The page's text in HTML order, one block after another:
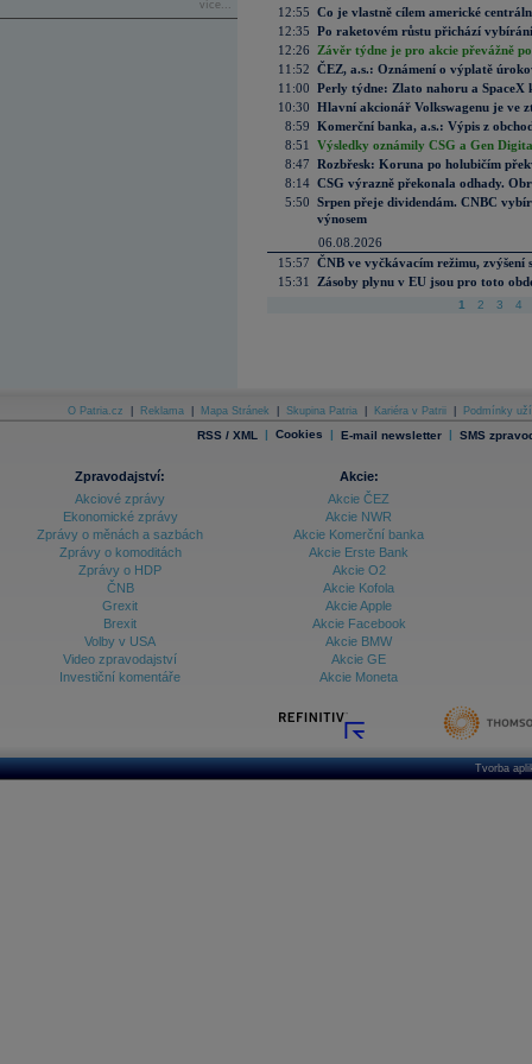
více...
12:55 Co je vlastně cílem americké
12:35 Po raketovém růstu přichází
12:26
Závěr týdne je pro akcie převážně
11:52 ČEZ, a.s.: Oznámení o výplatě
11:00 Perly týdne: Zlato nahoru a SpaceX
10:30 Hlavní akcionář Volkswagenu je ve
8:59 Komerční banka, a.s.: Výpis z
8:51
Výsledky oznámily CSG a Gen
8:47 Rozbřesk: Koruna po holubičím
8:14 CSG výrazně překonala odhady.
5:50 Srpen přeje dividendám. CNBC
výnosem
06.08.2026
15:57 ČNB ve vyčkávacím režimu, zvýšení
15:31
Zásoby plynu v EU jsou pro toto
1 2 3 4
O Patria.cz Reklama Mapa Stránek Skupina Patria Kariéra v Patrii Podmínky
RSS / XML | Cookies | E-mail newsletter | SMS
Zpravodajství:
Akciové zprávy
Ekonomické zprávy
Zprávy o měnách a sazbách
Zprávy o komoditách
Zprávy o HDP
ČNB
Grexit
Brexit
Volby v USA
Video zpravodajství
Investiční komentáře
Akcie:
Akcie ČEZ
Akcie NWR
Akcie Komerční banka
Akcie Erste Bank
Akcie O2
Akcie Kofola
Akcie Apple
Akcie Facebook
Akcie BMW
Akcie GE
Akcie Moneta
Tvorba